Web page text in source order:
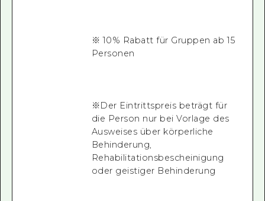
※ 10% Rabatt für Gruppen ab 15
Personen
※Der Eintrittspreis beträgt für
die Person nur bei Vorlage des
Ausweises über körperliche
Behinderung,
Rehabilitationsbescheinigung
oder geistiger Behinderung